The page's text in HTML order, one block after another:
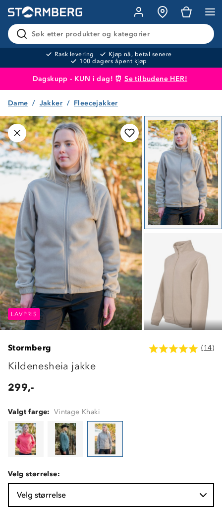
Søk etter produkter og kategorier
Rask levering
Kjøp nå, betal senere
100 dagers åpent kjøp
Dagskupp - KUN i dag! ⏰Se tilbudene HER!
Produktet er lagt i handlekurven
Dame Jakker Fleecejakker
LAVPRIS LAVPRIS
LAVPRIS
Stormberg (14)
Kildenesheia jakke
299,-
Valgt farge: Vintage Khaki
Velg størrelse:
Velg størrelse